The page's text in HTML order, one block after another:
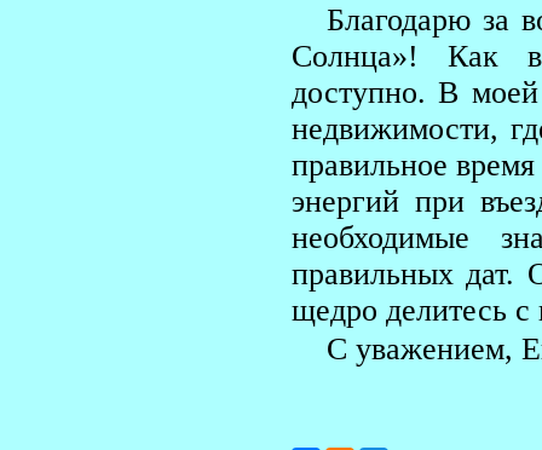
Благодарю за
Солнца»! Как
доступно. В
недвижимости,
правильное
энергий при
необходимые
правильных дат.
щедро делитесь
С уважением,